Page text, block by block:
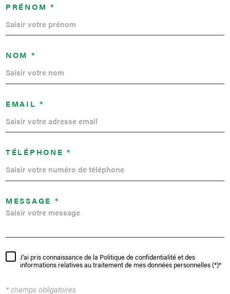
PRÉNOM *
NOM *
EMAIL *
TÉLÉPHONE *
MESSAGE *
J'ai pris connaissance de la Politique de confidentialité et des
informations relatives au traitement de mes données personnelles (*)*
* champs obligatoires